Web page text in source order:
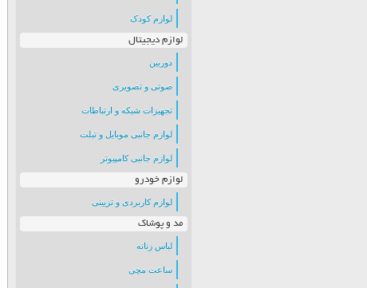
لوازم کودک
لوازم دیجیتال
دوربین
صوتی و تصویری
تجهیزات شبکه و ارتباطات
لوازم جانبی موبایل و تبلت
لوازم جانبی کامپیوتر
لوازم خودرو
لوازم کاربردی و تزیینی
مد و پوشاک
لباس زنانه
ساعت مچی